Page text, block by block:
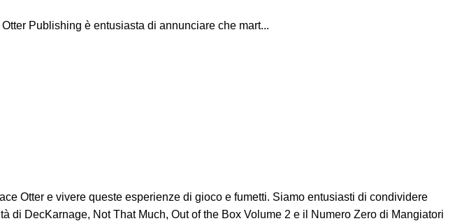
Publishing è entusiasta di annunciare che mart...
Otter e vivere queste esperienze di gioco e fumetti. Siamo entusiasti di condividere
DecKarnage, Not That Much, Out of the Box Volume 2 e il Numero Zero di Mangiatori